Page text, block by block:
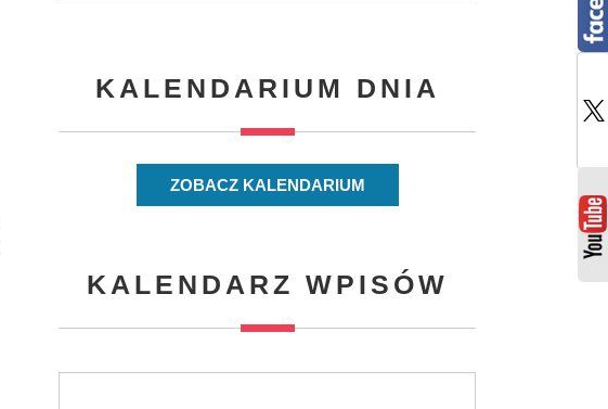
KALENDARIUM DNIA
ZOBACZ KALENDARIUM
KALENDARZ WPISÓW